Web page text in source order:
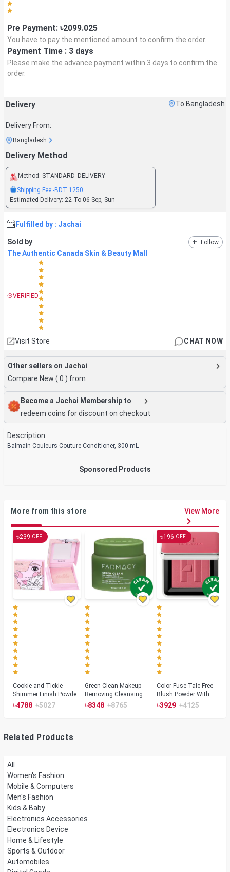
Pre Payment: ৳2099.025
You have to pay the mentioned amount to confirm the order.
Payment Time : 3 days
Please make the advance payment within 3 days to confirm the
order.
Delivery To Bangladesh
Delivery From:
Bangladesh
Delivery Method
Method: STANDARD_DELIVERY
Shipping Fee:-BDT 1250
Estimated Delivery: 22 To 06 Sep, Sun
Fulfilled by : Jachai
Sold by + Follow
The Authentic Canada Skin & Beauty Mall
VERIFIED
Visit Store CHAT NOW
Other sellers on Jachai
Compare New ( 0 ) from
Become a Jachai Membership to
redeem coins for discount on checkout
Description
Balmain Couleurs Couture Conditioner, 300 mL
Sponsored Products
More from this store View More
৳239 OFF
Cookie and Tickle
Shimmer Finish Powder
Highlighters
৳4788 ৳5027
Green Clean Makeup
Removing Cleansing
Balm
৳8348 ৳8765
৳196 OFF
Color Fuse Talc-Free
Blush Powder With
Fermented Arnica
৳3929 ৳4125
Related Products
All
Women's Fashion
Mobile & Computers
Men's Fashion
Kids & Baby
Electronics Accessories
Electronics Device
Home & Lifestyle
Sports & Outdoor
Automobiles